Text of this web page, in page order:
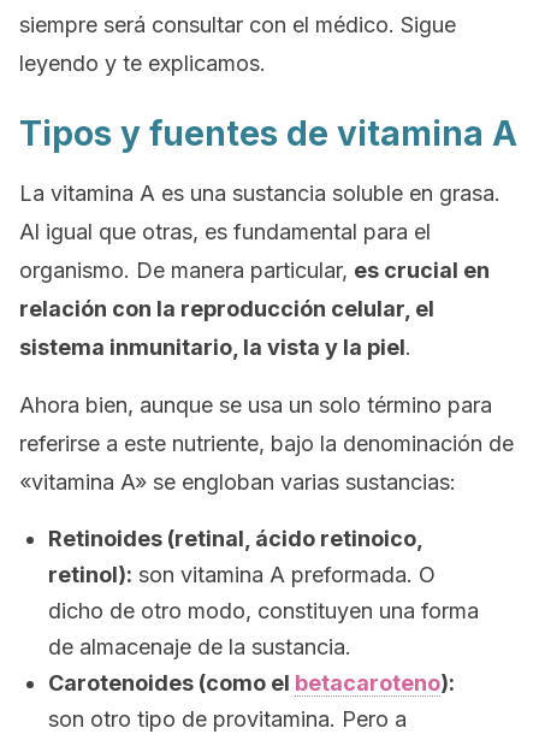
siempre será consultar con el médico. Sigue
leyendo y te explicamos.
Tipos y fuentes de vitamina A
La vitamina A es una sustancia soluble en grasa.
Al igual que otras, es fundamental para el
organismo. De manera particular, es crucial en
relación con la reproducción celular, el
sistema inmunitario, la vista y la piel.
Ahora bien, aunque se usa un solo término para
referirse a este nutriente, bajo la denominación de
«vitamina A» se engloban varias sustancias:
Retinoides (retinal, ácido retinoico,
retinol): son vitamina A preformada. O
dicho de otro modo, constituyen una forma
de almacenaje de la sustancia.
Carotenoides (como el betacaroteno):
son otro tipo de provitamina. Pero a